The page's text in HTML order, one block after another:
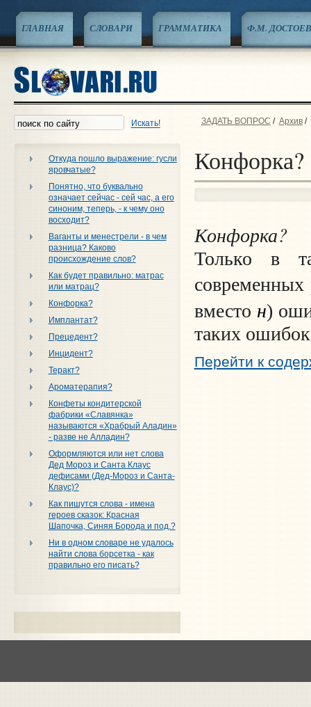
ГЛАВНАЯ СЛОВАРИ ГРАММАТИКА Ф.М.
Искать!
Откуда пошло выражение: гусли
яровчатые?
Понятно, что буквально
означает сейчас - сей час, а его
синоним, теперь, - к чему оно
восходит?
Ваганты и менестрели - в чем
разница? Каково
происхождение слов?
Как будет правильно: матрас
или матрац?
Конфорка?
Имплантат?
Прецедент?
Инцидент?
Теракт?
Ароматерапия?
Конфеты кондитерской
фабрики «Славянка»
называются «Храбрый Аладин»
- разве не Алладин?
Оформляются или нет слова
Дед Мороз и Санта Клаус
дефисами (Дед-Мороз и Санта-
Клаус)?
Как пишутся слова - имена
героев сказок: Красная
Шапочка, Синяя Борода и под.?
Ни в одном словаре не удалось
найти слова борсетка - как
правильно его писать?
ЗАДАТЬ ВОПРОС / Архив/
Конфорка?
Конфорка?
Только в
современных
вместо н)
таких
Перейти к